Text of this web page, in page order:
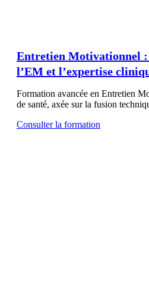
Entretien Motivationnel
l’EM et l’expertise
Formation avancée en Entretien
de santé, axée sur la fusion
Consulter la formation